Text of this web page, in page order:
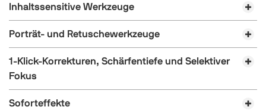
Inhaltssensitive Werkzeuge
Porträt- und Retuschewerkzeuge
1-Klick-Korrekturen, Schärfentiefe und Selektiver
Fokus
Soforteffekte